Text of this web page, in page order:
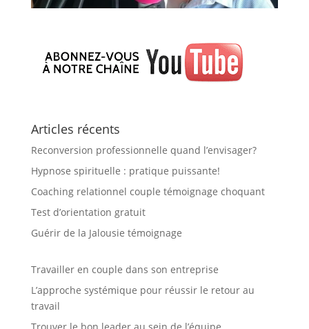
Articles récents
Reconversion professionnelle quand l’envisager?
Hypnose spirituelle : pratique puissante!
Coaching relationnel couple témoignage choquant
Test d’orientation gratuit
Guérir de la Jalousie témoignage
Travailler en couple dans son entreprise
L’approche systémique pour réussir le retour au
travail
Trouver le bon leader au sein de l’équipe